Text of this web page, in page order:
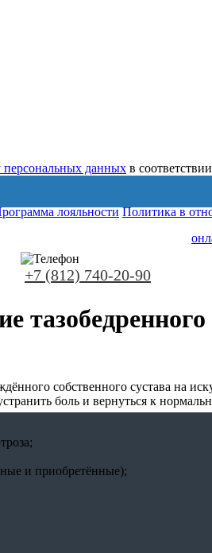
персональных данных в
лояльности Политика в
+7 (812) 740-20-90
тазобедренного
собственного сустава на
боль и вернуться к
и приобретённые);